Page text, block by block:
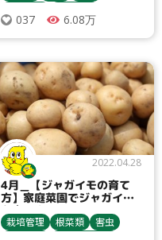
トマト・ミニトマト
うどんこ病
コナジラミ類
灰色かび病
寒冷紗
黄化葉巻病
アブラムシ類
防虫ネット
追肥
マルチ
病害虫対策
037 6.08万
2022.04.28
4月＿【ジャガイモの育て
方】家庭菜園でジャガイモ
を育てよう
栽培管理 根菜類
害虫